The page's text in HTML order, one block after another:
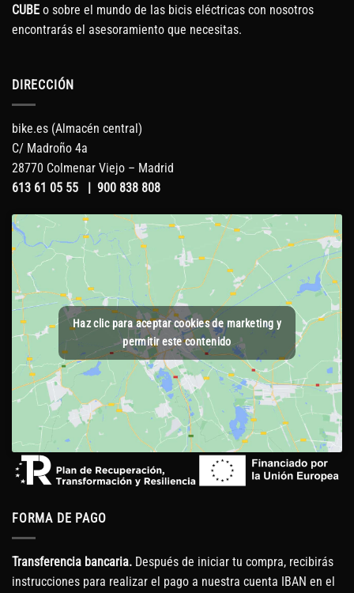
CUBE o sobre el mundo de las bicis eléctricas con nosotros
encontrarás el asesoramiento que necesitas.
DIRECCIÓN
bike.es (Almacén central)
C/ Madroño 4a
28770 Colmenar Viejo – Madrid
613 61 05 55 | 900 838 808
Haz clic para aceptar cookies de marketing y
permitir este contenido
FORMA DE PAGO
Transferencia bancaria. Después de iniciar tu compra, recibirás
instrucciones para realizar el pago a nuestra cuenta IBAN en el